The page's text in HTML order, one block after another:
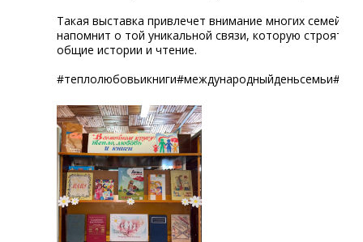
Такая выставка привлечет внимание многих семей и
напомнит о той уникальной связи, которую строят
общие истории и чтение.
#теплолюбовьикниги#международныйденьсемьи#